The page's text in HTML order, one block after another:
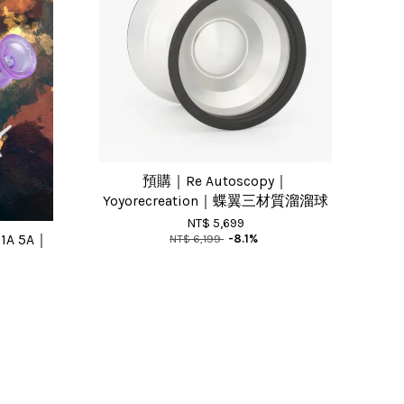
5A｜
預購｜Re Autoscopy｜
Yoyorecreation｜蝶翼三材質溜溜球
NT$ 5,699
NT$ 6,199 -8.1%